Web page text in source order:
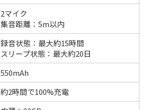
2マイク
集音距離：5m以内
録音状態：最大約15時間
スリープ状態：最大約20日
550mAh
約2時間で100%充電